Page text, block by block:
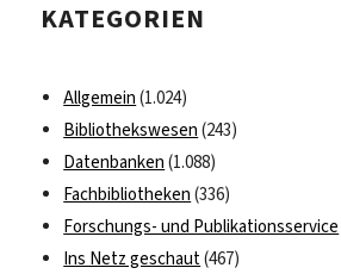
KATEGORIEN
Allgemein (1.024)
Bibliothekswesen (243)
Datenbanken (1.088)
Fachbibliotheken (336)
Forschungs- und Publikationsservice
Ins Netz geschaut(467)